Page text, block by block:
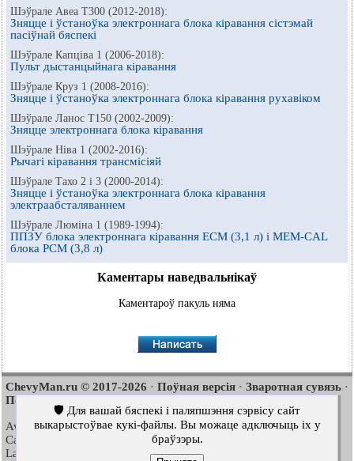
Шэўрале Авеа Т300 (2012-2018):
Зняцце і ўстаноўка электроннага блока кіравання сістэмай
пасіўнай бяспекі
Шэўрале Капціва 1 (2006-2018):
Пульт дыстанцыйнага кіравання
Шэўрале Круз 1 (2008-2016):
Зняцце і ўстаноўка электроннага блока кіравання рухавіком
Шэўрале Ланос Т150 (2002-2009):
Зняцце электроннага блока кіравання
Шэўрале Ніва 1 (2002-2016):
Рычагі кіравання трансмісіяй
Шэўрале Тахо 2 і 3 (2000-2014):
Зняцце і ўстаноўка электроннага блока кіравання
электраабсталяваннем
Шэўрале Люміна 1 (1989-1994):
ППЗУ блока электроннага кіравання ЕСМ (3,1 л) і МЕМ-CAL
блока РСМ (3,8 л)
Каментары наведвальнікаў
Каментароў пакуль няма
ChevyMan.ru © 2017-2026 · Поўная версія · Зваротная сувязь ·
Пошук па сайце
Aveo2003-2008·Aveo2006-2011· Aveo2012-2018·
Captiva 2008-2016·Lacetti
Lanos 2002-2016·Tahoe
🛡️ Для вашай бяспекі і паляпшэння сэрвісу сайт
выкарыстоўвае кукі-файлы. Вы можаце адключыць іх у
браўзэры.